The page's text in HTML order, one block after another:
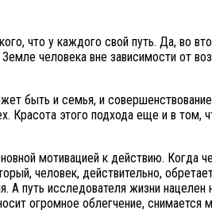
что у каждого свой путь. Да, во
человека вне зависимости от
быть и семья, и
этого подхода еще и в том,
мотивацией к действию. Когда
человек, действительно,
А путь исследователя жизни нацелен
огромное облегчение, снимается